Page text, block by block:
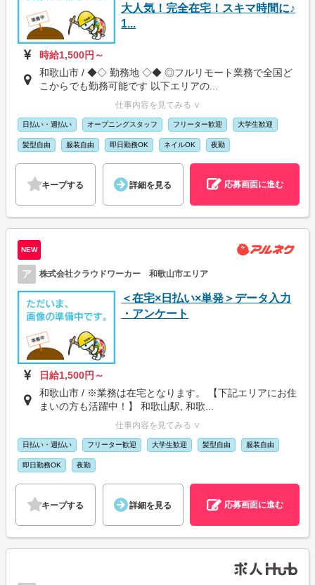
大人気！完全在宅！スキマ時間に♪
1...
時給1,500円～
和歌山市 / ◆◇ 勤務地 ◇◆ ◎フルリモート業務で全国ど
こからでも勤務可能です 以下エリアの...
仕事内容を見てみる ∨
日払い・週払い オープニングスタッフ フリーター歓迎 大学生歓迎
髪型自由 服装自由 即日勤務OK ネイルOK 夜勤
キープする 詳細を見る 応募画面に進む
NEW
ア 株式会社クラウドワーカー 和歌山市エリア
＜在宅×日払い×単発＞データ入力
・アンケート
日給1,500円～
和歌山市 / ※業務は在宅となります。 【下記エリアにお住
まいの方も活躍中！】 和歌山駅, 和歌...
仕事内容を見てみる ∨
日払い・週払い フリーター歓迎 大学生歓迎 髪型自由 服装自由
即日勤務OK 夜勤
キープする 詳細を見る 応募画面に進む